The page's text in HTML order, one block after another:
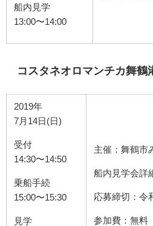
船内見学
13:00〜14:00
コスタネオロマンチカ舞鶴
2019年
7月14日(日)
受付
14:30〜14:50
乗船手続
15:00〜15:30
見学
主催：舞鶴市
船内見学会詳
応募締切：令
参加費：無料